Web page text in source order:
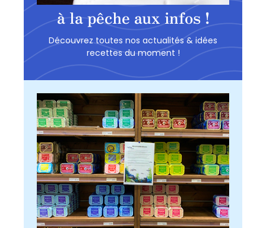
à la pêche aux infos !
Découvrez toutes nos actualités & idées
recettes du moment !